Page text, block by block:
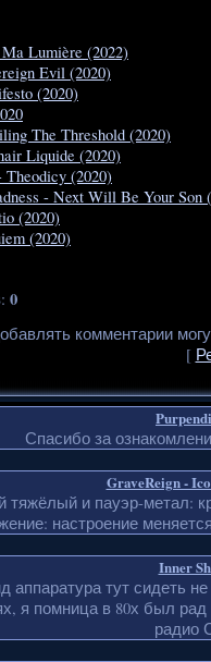
Lumière (2022)
Evil (2020)
(2020)
The Threshold (2020)
Liquide (2020)
(2020)
- Next Will Be Your Son
(2020)
(2020)
: 0
комментарии
[
Спасибо за
GraveReign -
тяжёлый и пауэр-
настроение
Inner
аппаратура тут сидеть
я помница в 80х был
радио